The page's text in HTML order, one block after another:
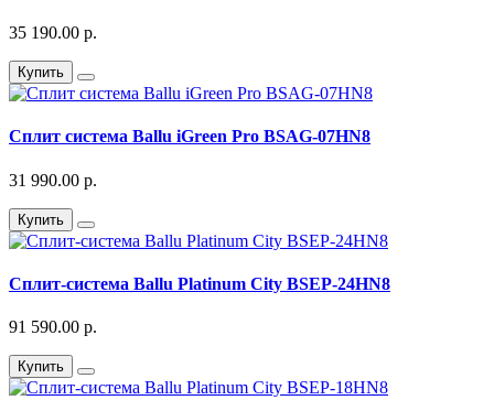
35 190.00 р.
Купить
Сплит система Ballu iGreen Pro BSAG-07HN8
31 990.00 р.
Купить
Сплит-система Ballu Platinum City BSEP-24HN8
91 590.00 р.
Купить